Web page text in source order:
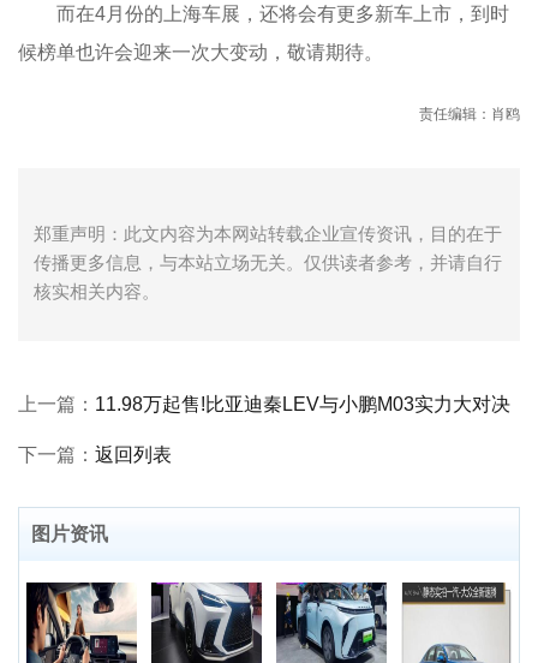
而在4月份的上海车展，还将会有更多新车上市，到时
候榜单也许会迎来一次大变动，敬请期待。
责任编辑：肖鸥
郑重声明：此文内容为本网站转载企业宣传资讯，目的在于
传播更多信息，与本站立场无关。仅供读者参考，并请自行
核实相关内容。
上一篇： 11.98万起售!比亚迪秦LEV与小鹏M03实力大对决
下一篇： 返回列表
图片资讯